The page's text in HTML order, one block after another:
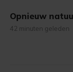
Opnieuw
42 minuten geleden